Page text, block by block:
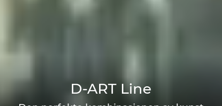
D-ART Line